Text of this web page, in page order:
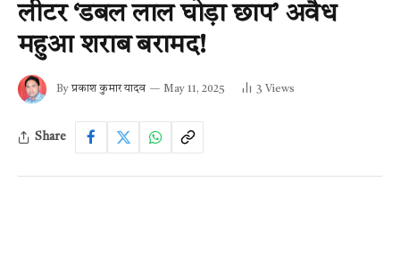
लीटर ‘डबल लाल घोड़ा छाप’ अवैध
महुआ शराब बरामद!
By प्रकाश कुमार यादव May 11, 2025 3 Views
Share